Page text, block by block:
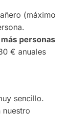
(máximo
personas
€ anuales
sencillo.
nuestro